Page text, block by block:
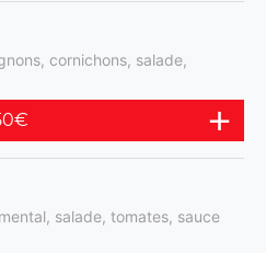
cornichons, salade,
€
salade, tomates, sauce